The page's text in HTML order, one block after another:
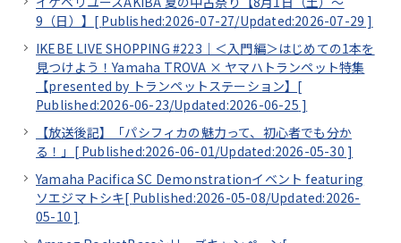
9（日）】[ Published:2026-07-27/Updated:2026-07-29 ]
IKEBE LIVE SHOPPING #223｜＜入門編＞はじめての1本を
見つけよう！Yamaha TROVA × ヤマハトランペット特集
【presented by トランペットステーション】[
Published:2026-06-23/Updated:2026-06-25 ]
【放送後記】「パシフィカの魅力って、初心者でも分か
る！」[ Published:2026-06-01/Updated:2026-05-30 ]
Yamaha Pacifica SC Demonstrationイベント featuring
ソエジマトシキ[ Published:2026-05-08/Updated:2026-
05-10 ]